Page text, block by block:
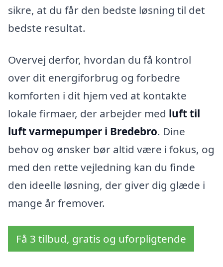
sikre, at du får den bedste løsning til det
bedste resultat.
Overvej derfor, hvordan du få kontrol
over dit energiforbrug og forbedre
komforten i dit hjem ved at kontakte
lokale firmaer, der arbejder med luft til
luft varmepumper i Bredebro. Dine
behov og ønsker bør altid være i fokus, og
med den rette vejledning kan du finde
den ideelle løsning, der giver dig glæde i
mange år fremover.
Få 3 tilbud, gratis og uforpligtende